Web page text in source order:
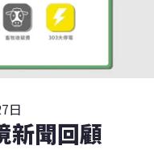
日
新聞回顧